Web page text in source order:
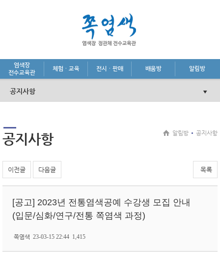
염색장
전수교육관
체험·교육 전시·판매 배움방 알림방
공지사항
공지사항 알림방 공지사항
이전글 다음글 목록
[공고] 2023년 전통염색공예 수강생 모집 안내
(입문/심화/연구/전통 쪽염색 과정)
쪽염색 23-03-15 22:44 1,415